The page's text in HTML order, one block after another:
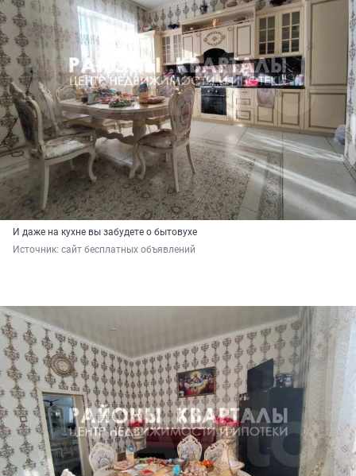
И даже на кухне вы забудете о бытовухе
Источник: сайт бесплатных объявлений